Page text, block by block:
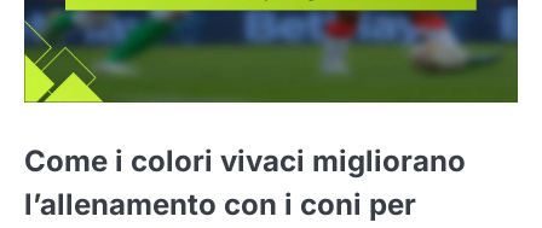
Come i colori vivaci migliorano
l’allenamento con i coni per